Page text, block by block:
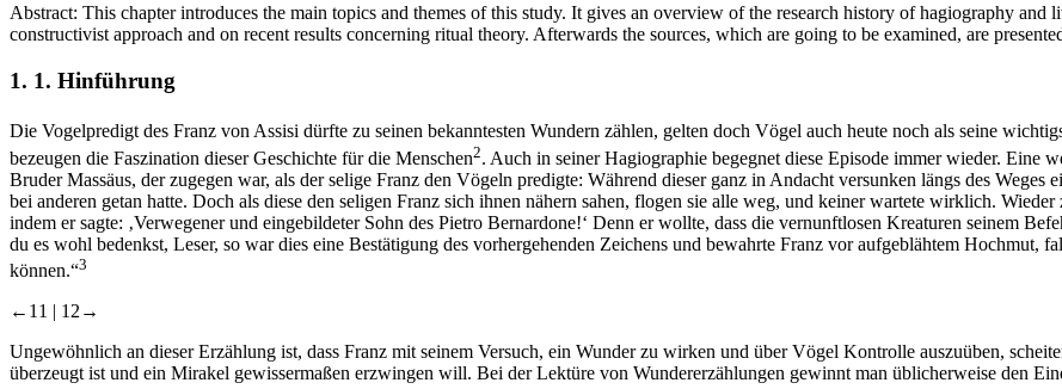
Abstract: This chapter introduces the main topics and themes of this study. It gives an overview of the research history of hagiography and
constructivist approach and on recent results concerning ritual theory. Afterwards the sources, which are going to be examined, are
1. 1. Hinführung
Die Vogelpredigt des Franz von Assisi dürfte zu seinen bekanntesten Wundern zählen, gelten doch Vögel auch heute noch als seine
bezeugen die Faszination dieser Geschichte für die Menschen2. Auch in seiner Hagiographie begegnet diese Episode immer wieder. Eine
Bruder Massäus, der zugegen war, als der selige Franz den Vögeln predigte: Während dieser ganz in Andacht versunken längs des
bei anderen getan hatte. Doch als diese den seligen Franz sich ihnen nähern sahen, flogen sie alle weg, und keiner wartete wirklich.
indem er sagte: ‚Verwegener und eingebildeter Sohn des Pietro Bernardone!‘ Denn er wollte, dass die vernunftlosen Kreaturen seinem
du es wohl bedenkst, Leser, so war dies eine Bestätigung des vorhergehenden Zeichens und bewahrte Franz vor aufgeblähtem Hochmut,
können.“3
←11 | 12→
Ungewöhnlich an dieser Erzählung ist, dass Franz mit seinem Versuch, ein Wunder zu wirken und über Vögel Kontrolle auszuüben,
überzeugt ist und ein Mirakel gewissermaßen erzwingen will. Bei der Lektüre von Wundererzählungen gewinnt man üblicherweise den